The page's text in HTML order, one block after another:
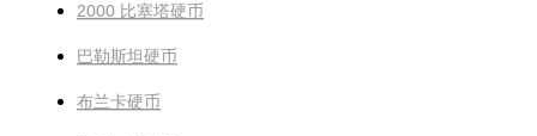
2000 比塞塔硬币
巴勒斯坦硬币
布兰卡硬币